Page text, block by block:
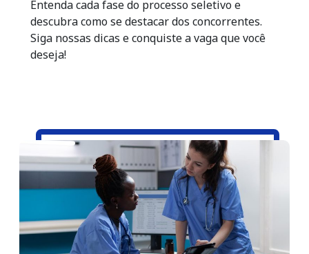
Entenda cada fase do processo seletivo e
descubra como se destacar dos concorrentes.
Siga nossas dicas e conquiste a vaga que você
deseja!